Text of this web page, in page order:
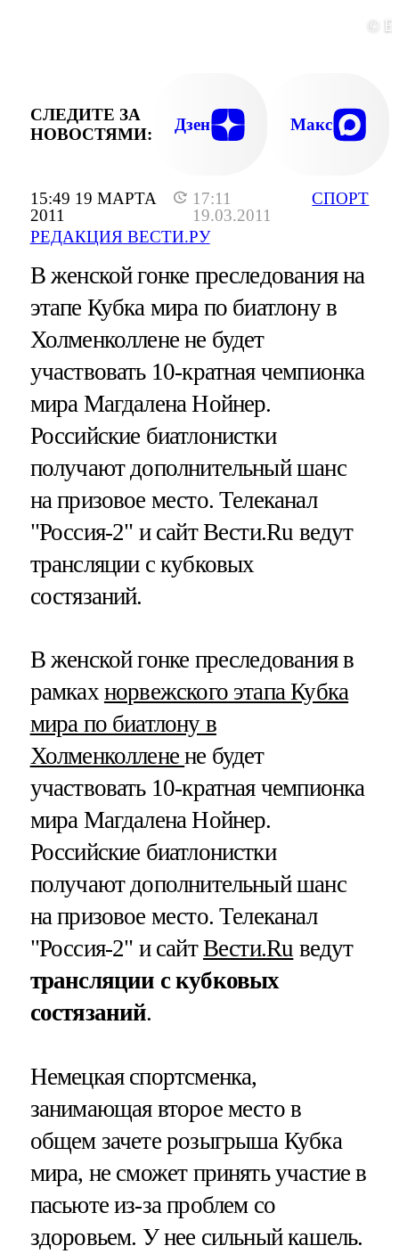
15:49 19 МАРТА
2011
17:11
19.03.2011
РЕДАКЦИЯ ВЕСТИ.РУ
СПОРТ
©
СЛЕДИТЕ ЗА
НОВОСТЯМИ:
Дзен Макс
В женской гонке преследования на
этапе Кубка мира по биатлону в
Холменколлене не будет
участвовать 10-кратная чемпионка
мира Магдалена Нойнер.
Российские биатлонистки
получают дополнительный шанс
на призовое место. Телеканал
"Россия-2" и сайт Вести.Ru ведут
трансляции с кубковых
состязаний.
В женской гонке преследования в
рамкахнорвежского этапа Кубка
мира по биатлону в
Холменколленене будет
участвовать 10-кратная чемпионка
мира Магдалена Нойнер.
Российские биатлонистки
получают дополнительный шанс
на призовое место. Телеканал
"Россия-2" и сайтВести.Ru ведут
трансляции с кубковых
состязаний.
Немецкая спортсменка,
занимающая второе место в
общем зачете розыгрыша Кубка
мира, не сможет принять участие в
пасьюте из-за проблем со
здоровьем. У нее сильный кашель.